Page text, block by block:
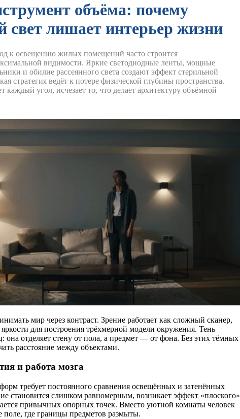
объёма: почему
свет лишает интерьер жизни
к освещению жилых помещений часто строится
видимости. Яркие светодиодные ленты, мощные
и обилие рассеянного света создают эффект стерильной
стратегия ведёт к потере физической глубины пространства.
каждый угол, исчезает то, что делает архитектуру объёмной
мир через контраст. Зрение работает как сложный сканер,
для построения трёхмерной модели окружения. Тень
она отделяет стену от пола, а предмет — от фона. Без этих тёмных
расстояние между объектами.
и работа мозга
требует постоянного сравнения освещённых и затенённых
становится слишком равномерным, возникает эффект «плоского»
привычных опорных точек. Вместо уютной комнаты человек
поле, где границы предметов размыты.